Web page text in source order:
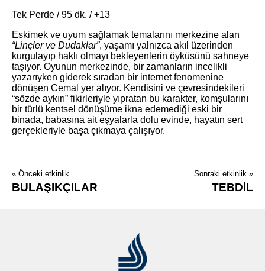
Tek Perde / 95 dk. / +13
Eskimek ve uyum sağlamak temalarını merkezine alan
“Linçler ve Dudaklar”, yaşamı yalnızca akıl üzerinden
kurgulayıp haklı olmayı bekleyenlerin öyküsünü sahneye
taşıyor. Oyunun merkezinde, bir zamanların incelikli
yazarıyken giderek sıradan bir internet fenomenine
dönüşen Cemal yer alıyor. Kendisini ve çevresindekileri
“sözde aykırı” fikirleriyle yıpratan bu karakter, komşularını
bir türlü kentsel dönüşüme ikna edemediği eski bir
binada, babasına ait eşyalarla dolu evinde, hayatın sert
gerçekleriyle başa çıkmaya çalışıyor.
« Önceki etkinlik
BULAŞIKÇILAR
Sonraki etkinlik »
TEBDİL